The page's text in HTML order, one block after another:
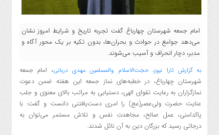
امام جمعه شهرستان چهارباغ گفت تجربه تاریخ و شرایط امروز نشان
می‌دهد جوامع در حوادث و بحران‌ها، بدون تکیه بر یک محور آگاه و
مدبر، دچار انحراف و آسیب می‌شوند.
به گزارش تارا نیوز، حجت‌الاسلام والمسلمین مهدی دربانی، امام جمعه
شهرستان چهارباغ، در خطبه‌های نماز جمعه این هفته ضمن دعوت
نمازگزاران به رعایت تقوای الهی، دستیابی به مراتب بالای معنوی و جلب
عنایت حضرت ولی‌عصر(عج) را امری دست‌یافتنی دانست و گفت: با
پاکدامنی، عمل صالح، مجاهدت نفس و تلاش مستمر می‌توان به
درجاتی رسید که بزرگان دین به آن نائل شدند.